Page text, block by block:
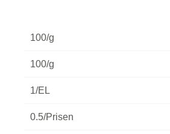
100/g
100/g
1/EL
0.5/Prisen